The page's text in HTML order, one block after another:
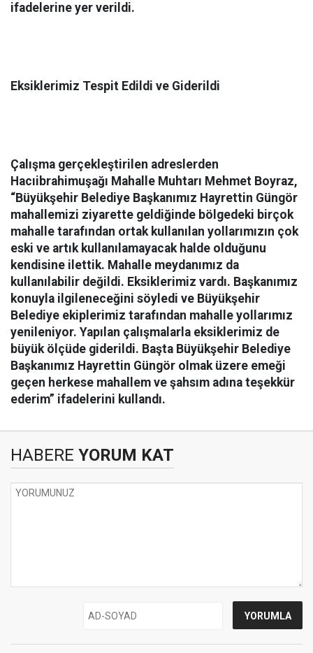
ifadelerine yer verildi.
Eksiklerimiz Tespit Edildi ve Giderildi
Çalışma gerçekleştirilen adreslerden
Hacıibrahimuşağı Mahalle Muhtarı Mehmet Boyraz,
“Büyükşehir Belediye Başkanımız Hayrettin Güngör
mahallemizi ziyarette geldiğinde bölgedeki birçok
mahalle tarafından ortak kullanılan yollarımızın çok
eski ve artık kullanılamayacak halde olduğunu
kendisine ilettik. Mahalle meydanımız da
kullanılabilir değildi. Eksiklerimiz vardı. Başkanımız
konuyla ilgileneceğini söyledi ve Büyükşehir
Belediye ekiplerimiz tarafından mahalle yollarımız
yenileniyor. Yapılan çalışmalarla eksiklerimiz de
büyük ölçüde giderildi. Başta Büyükşehir Belediye
Başkanımız Hayrettin Güngör olmak üzere emeği
geçen herkese mahallem ve şahsım adına teşekkür
ederim” ifadelerini kullandı.
HABERE YORUM KAT